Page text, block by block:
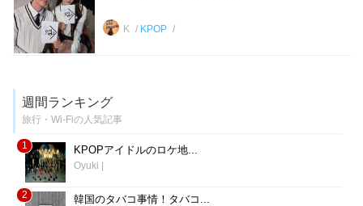
K KPOP
週間ランキング
旅行・Wi-Fiの人気記事
1 KPOPアイドルのロケ地...
Oyuki
2 韓国のタバコ事情！タバコ...